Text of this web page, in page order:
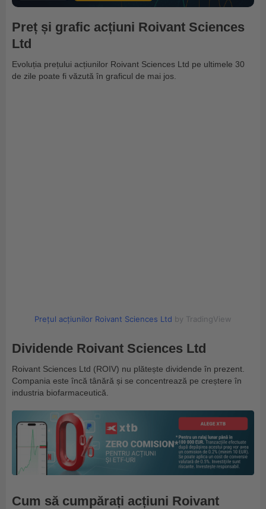
Preț și grafic acțiuni Roivant Sciences
Ltd
Evoluția prețului acțiunilor Roivant Sciences Ltd pe ultimele 30
de zile poate fi văzută în graficul de mai jos.
Prețul acțiunilor Roivant Sciences Ltd by TradingView
Dividende Roivant Sciences Ltd
Roivant Sciences Ltd (ROIV) nu plătește dividende în prezent.
Compania este încă tânără și se concentrează pe creștere în
industria biofarmaceutică.
Cum să cumpărați acțiuni Roivant